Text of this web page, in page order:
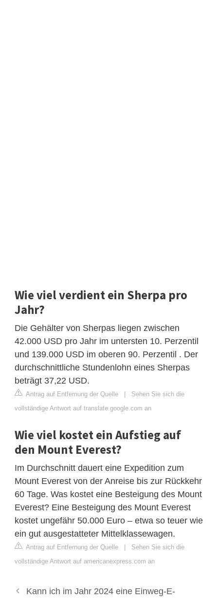
Wie viel verdient ein Sherpa pro
Jahr?
Die Gehälter von Sherpas liegen zwischen
42.000 USD pro Jahr im untersten 10. Perzentil
und 139.000 USD im oberen 90. Perzentil . Der
durchschnittliche Stundenlohn eines Sherpas
beträgt 37,22 USD.
Antrag auf Entfernung der Quelle | Sehen Sie sich die
vollständige Antwort auf translate.google.com an
Wie viel kostet ein Aufstieg auf
den Mount Everest?
Im Durchschnitt dauert eine Expedition zum
Mount Everest von der Anreise bis zur Rückkehr
60 Tage. Was kostet eine Besteigung des Mount
Everest? Eine Besteigung des Mount Everest
kostet ungefähr 50.000 Euro – etwa so teuer wie
ein gut ausgestatteter Mittelklassewagen.
Antrag auf Entfernung der Quelle | Sehen Sie sich die
vollständige Antwort auf americanexpress.com an
Kann ich im Jahr 2024 eine Einweg-E-